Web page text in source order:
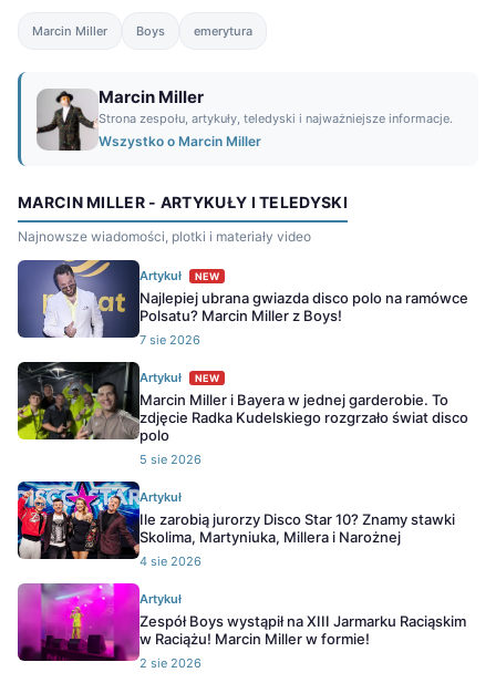
Marcin Miller Boys emerytura
Marcin Miller
Strona zespołu, artykuły, teledyski i najważniejsze informacje.
Wszystko o Marcin Miller
MARCIN MILLER - ARTYKUŁY I TELEDYSKI
Najnowsze wiadomości, plotki i materiały video
Artykuł NEW
Najlepiej ubrana gwiazda disco polo na ramówce
Polsatu? Marcin Miller z Boys!
7 sie 2026
Artykuł NEW
Marcin Miller i Bayera w jednej garderobie. To
zdjęcie Radka Kudelskiego rozgrzało świat disco
polo
5 sie 2026
Artykuł
Ile zarobią jurorzy Disco Star 10? Znamy stawki
Skolima, Martyniuka, Millera i Narożnej
4 sie 2026
Artykuł
Zespół Boys wystąpił na XIII Jarmarku Raciąskim
w Raciążu! Marcin Miller w formie!
2 sie 2026